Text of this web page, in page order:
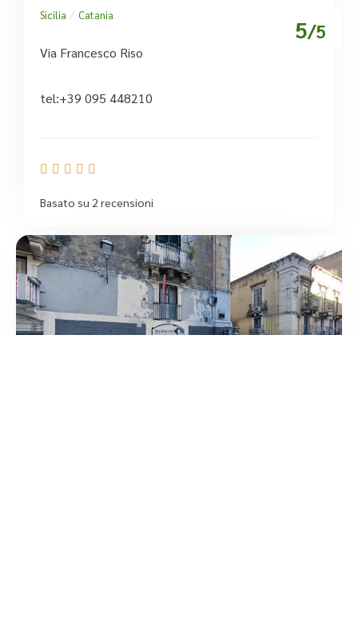
5/5
Sicilia / Catania
Via Francesco Riso
tel:+39 095 448210
    
Basato su 2 recensioni